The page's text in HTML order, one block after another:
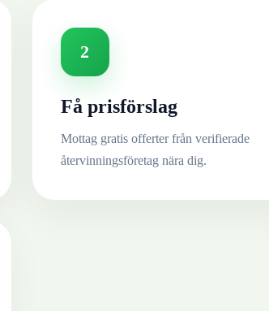
2
Få prisförslag
Mottag gratis offerter från verifierade
återvinningsföretag nära dig.